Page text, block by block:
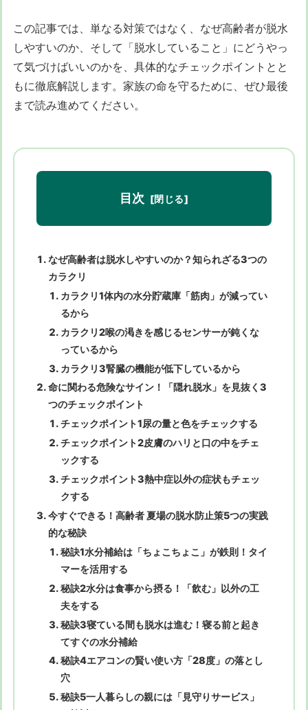
この記事では、単なる対策ではなく、なぜ高齢者が脱水
しやすいのか、そして「脱水していること」にどうやっ
て気づけばいいのかを、具体的なチェックポイントとと
もに徹底解説します。家族の命を守るために、ぜひ最後
まで読み進めてください。
目次
なぜ高齢者は脱水しやすいのか？知られざる3つの
カラクリ
カラクリ1体内の水分貯蔵庫「筋肉」が減ってい
るから
カラクリ2喉の渇きを感じるセンサーが鈍くな
っているから
カラクリ3腎臓の機能が低下しているから
命に関わる危険なサイン！「隠れ脱水」を見抜く3
つのチェックポイント
チェックポイント1尿の量と色をチェックする
チェックポイント2皮膚のハリと口の中をチェ
ックする
チェックポイント3熱中症以外の症状もチェッ
クする
今すぐできる！高齢者 夏場の脱水防止策5つの実践
的な秘訣
秘訣1水分補給は「ちょこちょこ」が鉄則！タイ
マーを活用する
秘訣2水分は食事から摂る！「飲む」以外の工
夫をする
秘訣3寝ている間も脱水は進む！寝る前と起き
てすぐの水分補給
秘訣4エアコンの賢い使い方「28度」の落とし
穴
秘訣5一人暮らしの親には「見守りサービス」